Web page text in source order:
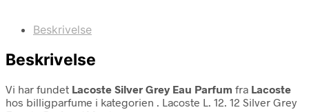
Beskrivelse
Beskrivelse
Vi har fundet Lacoste Silver Grey Eau Parfum fra Lacoste
hos billigparfume i kategorien . Lacoste L. 12. 12 Silver Grey